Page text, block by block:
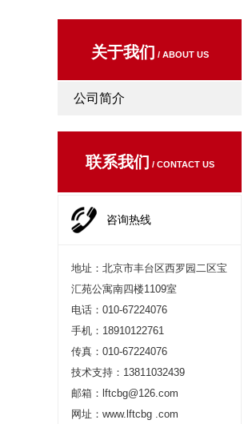
关于我们 / ABOUT US
公司简介
联系我们 / CONTACT US
咨询热线
地址：北京市丰台区西罗园二区宝
汇苑公寓南四楼1109室
电话：010-67224076
手机：18910122761
传真：010-67224076
技术支持：13811032439
邮箱：lftcbg@126.com
网址：www.lftcbg .com